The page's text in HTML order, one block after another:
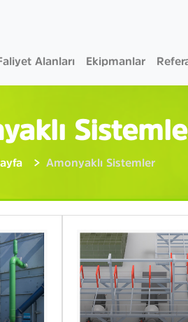
Alanları Ekipmanlar
Amonyaklı Sistemler